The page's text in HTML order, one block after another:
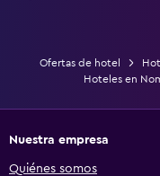
Ofertas de hotel
Hoteles en
Nuestra empresa
Quiénes somos